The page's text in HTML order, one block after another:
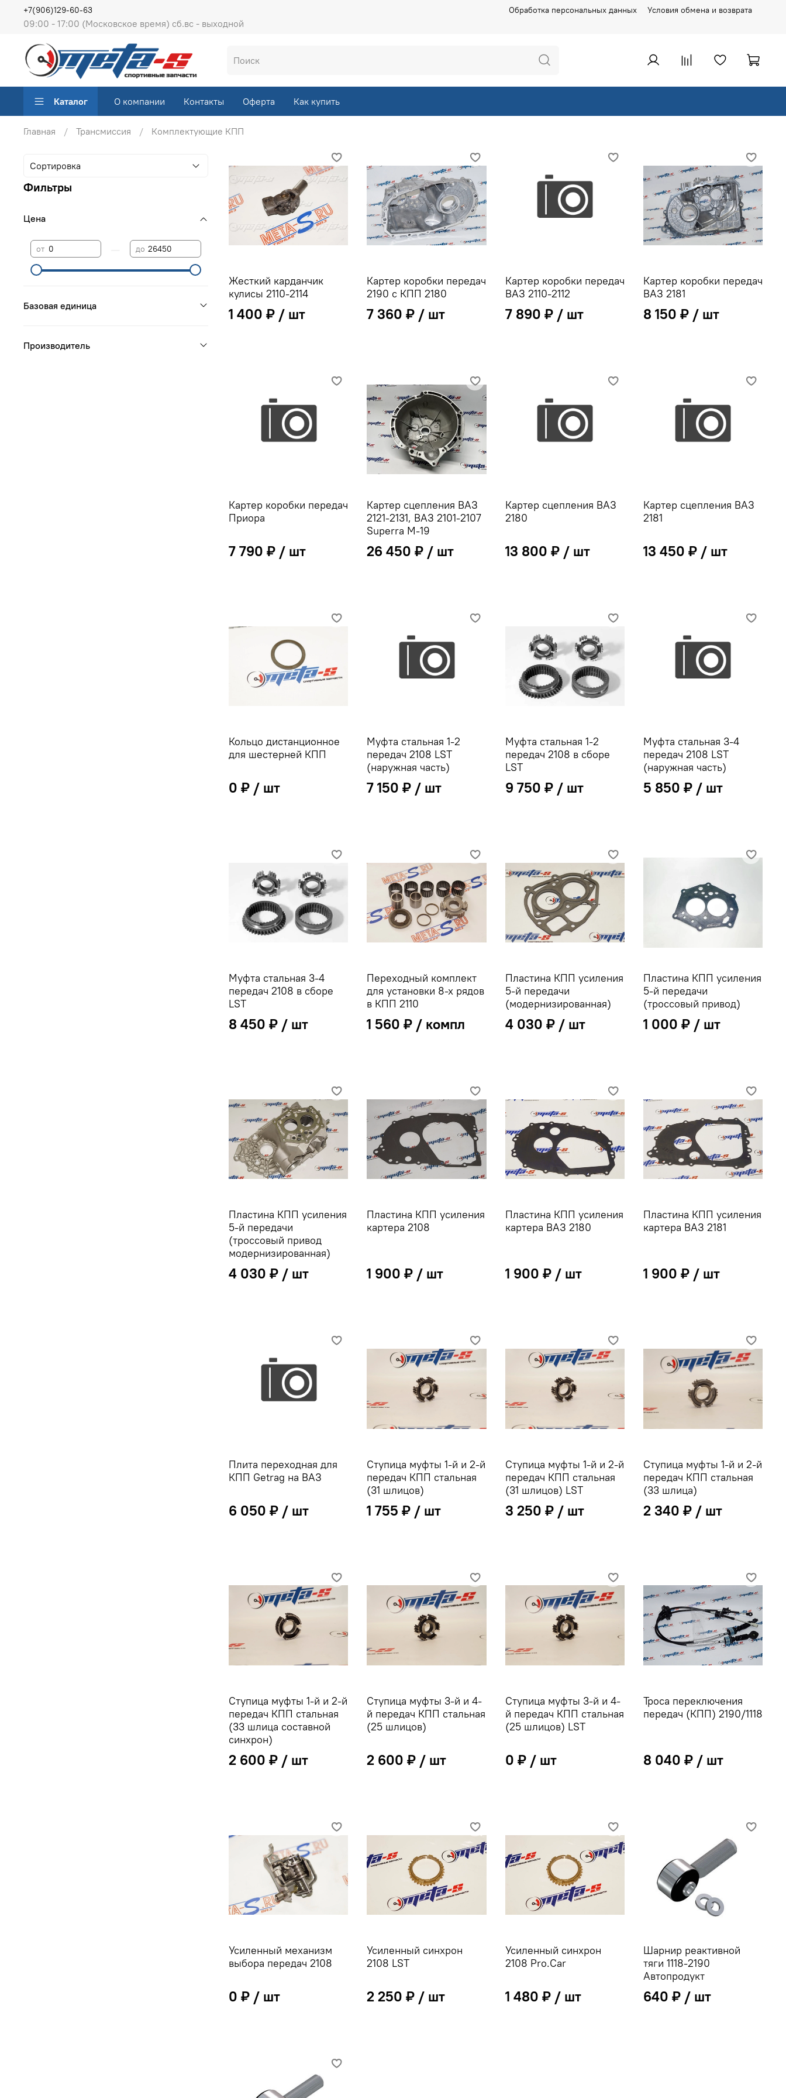
Обработка персональных данных Условия обмена и возврата
09:00 - 17:00 (Московское время) сб.вс - выходной
+7(906)129-60-63
Каталог О компании Контакты Оферта Как купить
Главная Трансмиссия Комплектующие КПП
Жесткий карданчик
кулисы 2110-2114
1 400 ₽
Картер коробки передач
2190 с КПП 2180
7 360 ₽
Картер коробки передач
ВАЗ 2110-2112
7 890 ₽
Картер коробки передач
ВАЗ 2181
8 150 ₽
Картер коробки передач
Приора
7 790 ₽
Картер сцепления ВАЗ
2121-2131, ВАЗ 2101-2107
Superra M-19
26 450 ₽
Картер сцепления ВАЗ
2180
13 800 ₽
Картер сцепления ВАЗ
2181
13 450 ₽
Кольцо дистанционное
для шестерней КПП
0 ₽
Муфта стальная 1-2
передач 2108 LST
(наружная часть)
7 150 ₽
Муфта стальная 1-2
передач 2108 в сборе
LST
9 750 ₽
Муфта стальная 3-4
передач 2108 LST
(наружная часть)
5 850 ₽
Муфта стальная 3-4
передач 2108 в сборе
LST
8 450 ₽
Переходный комплект
для установки 8-х рядов
в КПП 2110
1 560 ₽
Пластина КПП усиления
5-й передачи
(модернизированная)
4 030 ₽
Пластина КПП усиления
5-й передачи
(троссовый привод)
1 000 ₽
Пластина КПП усиления
5-й передачи
(троссовый привод
модернизированная)
4 030 ₽
Пластина КПП усиления
картера 2108
1 900 ₽
Пластина КПП усиления
картера ВАЗ 2180
1 900 ₽
Пластина КПП усиления
картера ВАЗ 2181
1 900 ₽
Плита переходная для
КПП Getrag на ВАЗ
6 050 ₽
Ступица муфты 1-й и 2-й
передач КПП стальная
(31 шлицов)
1 755 ₽
Ступица муфты 1-й и 2-й
передач КПП стальная
(31 шлицов) LST
3 250 ₽
Ступица муфты 1-й и 2-й
передач КПП стальная
(33 шлица)
2 340 ₽
Ступица муфты 1-й и 2-й
передач КПП стальная
(33 шлица составной
синхрон)
2 600 ₽
Ступица муфты 3-й и 4-
й передач КПП стальная
(25 шлицов)
2 600 ₽
Ступица муфты 3-й и 4-
й передач КПП стальная
(25 шлицов) LST
0 ₽
Троса переключения
передач (КПП) 2190/1118
8 040 ₽
Усиленный механизм
выбора передач 2108
0 ₽
Усиленный синхрон
2108 LST
2 250 ₽
Усиленный синхрон
2108 Pro.Car
1 480 ₽
Шарнир реактивной
тяги 1118-2190
Автопродукт
640 ₽
Фильтры
Цена
от до
Базовая единица
Производитель